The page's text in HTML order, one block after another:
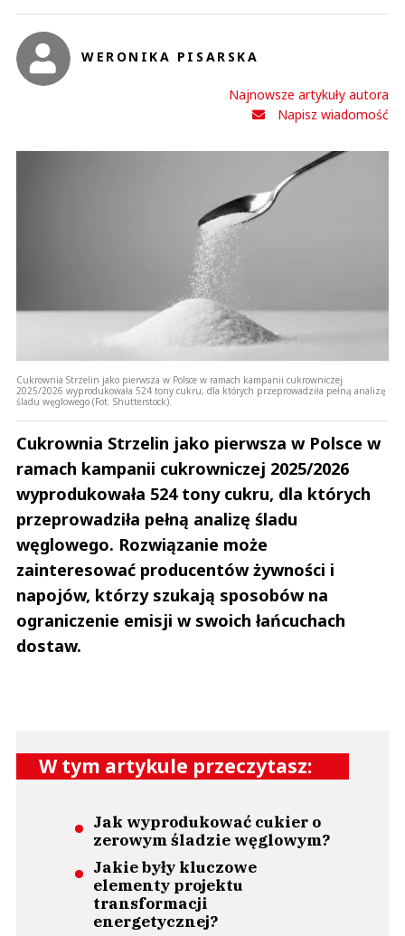
WERONIKA PISARSKA
Najnowsze artykuły autora
Napisz wiadomość
Cukrownia Strzelin jako pierwsza w Polsce w ramach kampanii cukrowniczej
2025/2026 wyprodukowała 524 tony cukru, dla których przeprowadziła pełną analizę
śladu węglowego (Fot. Shutterstock).
Cukrownia Strzelin jako pierwsza w Polsce w
ramach kampanii cukrowniczej 2025/2026
wyprodukowała 524 tony cukru, dla których
przeprowadziła pełną analizę śladu
węglowego. Rozwiązanie może
zainteresować producentów żywności i
napojów, którzy szukają sposobów na
ograniczenie emisji w swoich łańcuchach
dostaw.
W tym artykule przeczytasz:
Jak wyprodukować cukier o
zerowym śladzie węglowym?
Jakie były kluczowe
elementy projektu
transformacji
energetycznej?